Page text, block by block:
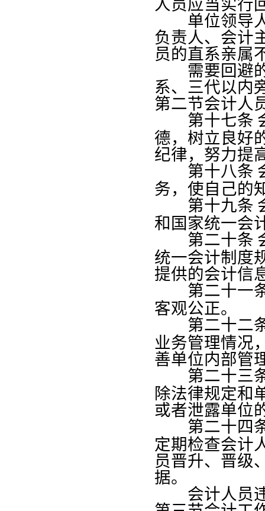
人员应当实行
单位领导人
负责人、会计
员的直系亲属
需要回避的
系、三代以内
第二节会计人
第十七条
德，树立良好
纪律，努力提
第十八条
务，使自己的
第十九条
和国家统一会
第二十条
统一会计制度
提供的会计信
第二十一
客观公正。
第二十二
业务管理情况
善单位内部管
第二十三
除法律规定和
或者泄露单位
第二十四
定期检查会计
员晋升、晋级
据。
会计人员违